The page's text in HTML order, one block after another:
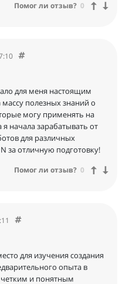
Помог ли отзыв? 0
для меня настоящим
полезных знаний о
могу применять на
начала зарабатывать от
для различных
за отличную подготовку!
Помог ли отзыв? 0
для изучения создания
опыта в
и понятным